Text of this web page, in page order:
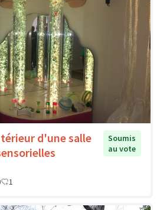
d'une salle
Soumis
au vote
1